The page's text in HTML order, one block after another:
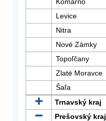
Levice
Nitra
Nové Zámky
Topoľčany
Zlaté Moravce
Šaľa
Trnavský kraj
Prešovský kraj